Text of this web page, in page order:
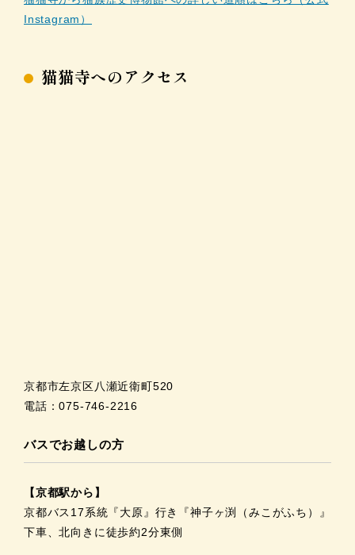
Instagram）
猫猫寺へのアクセス
京都市左京区八瀬近衛町520
電話：075-746-2216
バスでお越しの方
【京都駅から】
京都バス17系統『大原』行き『神子ヶ渕（みこがふち）』
下車、北向きに徒歩約2分東側